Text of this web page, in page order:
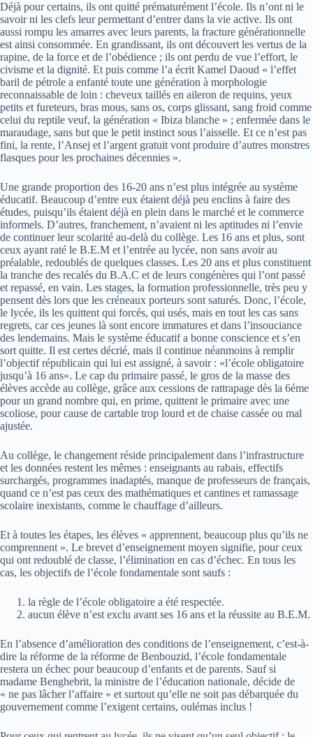
Déjà pour certains, ils ont quitté prématurément l’école. Ils n’ont ni le
savoir ni les clefs leur permettant d’entrer dans la vie active. Ils ont
aussi rompu les amarres avec leurs parents, la fracture générationnelle
est ainsi consommée. En grandissant, ils ont découvert les vertus de la
rapine, de la force et de l’obédience ; ils ont perdu de vue l’effort, le
civisme et la dignité. Et puis comme l’a écrit Kamel Daoud « l’effet
baril de pétrole a enfanté toute une génération à morphologie
reconnaissable de loin : cheveux taillés en aileron de requins, yeux
petits et fureteurs, bras mous, sans os, corps glissant, sang froid comme
celui du reptile veuf, la génération « Ibiza blanche » ; enfermée dans le
maraudage, sans but que le petit instinct sous l’aisselle. Et ce n’est pas
fini, la rente, l’Ansej et l’argent gratuit vont produire d’autres monstres
flasques pour les prochaines décennies ».
Une grande proportion des 16-20 ans n’est plus intégrée au système
éducatif. Beaucoup d’entre eux étaient déjà peu enclins à faire des
études, puisqu’ils étaient déjà en plein dans le marché et le commerce
informels. D’autres, franchement, n’avaient ni les aptitudes ni l’envie
de continuer leur scolarité au-delà du collège. Les 16 ans et plus, sont
ceux ayant raté le B.E.M et l’entrée au lycée, non sans avoir au
préalable, redoublés de quelques classes. Les 20 ans et plus constituent
la tranche des recalés du B.A.C et de leurs congénères qui l’ont passé
et repassé, en vain. Les stages, la formation professionnelle, très peu y
pensent dès lors que les créneaux porteurs sont saturés. Donc, l’école,
le lycée, ils les quittent qui forcés, qui usés, mais en tout les cas sans
regrets, car ces jeunes là sont encore immatures et dans l’insouciance
des lendemains. Mais le système éducatif a bonne conscience et s’en
sort quitte. Il est certes décrié, mais il continue néanmoins à remplir
l’objectif républicain qui lui est assigné, à savoir : «l’école obligatoire
jusqu’à 16 ans». Le cap du primaire passé, le gros de la masse des
élèves accède au collège, grâce aux cessions de rattrapage dès la 6éme
pour un grand nombre qui, en prime, quittent le primaire avec une
scoliose, pour cause de cartable trop lourd et de chaise cassée ou mal
ajustée.
Au collège, le changement réside principalement dans l’infrastructure
et les données restent les mêmes : enseignants au rabais, effectifs
surchargés, programmes inadaptés, manque de professeurs de français,
quand ce n’est pas ceux des mathématiques et cantines et ramassage
scolaire inexistants, comme le chauffage d’ailleurs.
Et à toutes les étapes, les élèves « apprennent, beaucoup plus qu’ils ne
comprennent ». Le brevet d’enseignement moyen signifie, pour ceux
qui ont redoublé de classe, l’élimination en cas d’échec. En tous les
cas, les objectifs de l’école fondamentale sont saufs :
la règle de l’école obligatoire a été respectée.
aucun élève n’est exclu avant ses 16 ans et la réussite au B.E.M.
En l’absence d’amélioration des conditions de l’enseignement, c’est-à-
dire la réforme de la réforme de Benbouzid, l’école fondamentale
restera un échec pour beaucoup d’enfants et de parents. Sauf si
madame Benghebrit, la ministre de l’éducation nationale, décide de
« ne pas lâcher l’affaire » et surtout qu’elle ne soit pas débarquée du
gouvernement comme l’exigent certains, oulémas inclus !